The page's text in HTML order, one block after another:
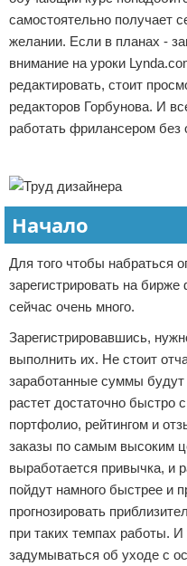
самостоятельно получает
желании. Если в планах -
внимание на уроки
редактировать, стоит
редакторов Горбунова. И
работать фрилансером
Начало
Для того чтобы набраться
зарегистрировать на
сейчас очень много.
Зарегистрировавшись,
выполнить их. Не стоит
заработанные суммы
растет достаточно быстро
портфолио, рейтингом и
заказы по самым высоким
выработается привычка, и
пойдут намного быстрее и
прогнозировать
при таких темпах работы. И
задумываться об уходе с